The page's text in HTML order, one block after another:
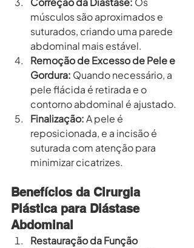
músculos são aproximados e
suturados, criando uma parede
abdominal mais estável.
Remoção de Excesso de Pele e
Gordura: Quando necessário, a
pele flácida é retirada e o
contorno abdominal é ajustado.
Finalização: A pele é
reposicionada, e a incisão é
suturada com atenção para
minimizar cicatrizes.
Benefícios da Cirurgia
Plástica para Diástase
Abdominal
Restauração da Função